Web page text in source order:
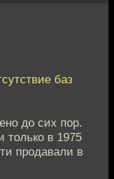
баз
до сих пор.
только в 1975
продавали в